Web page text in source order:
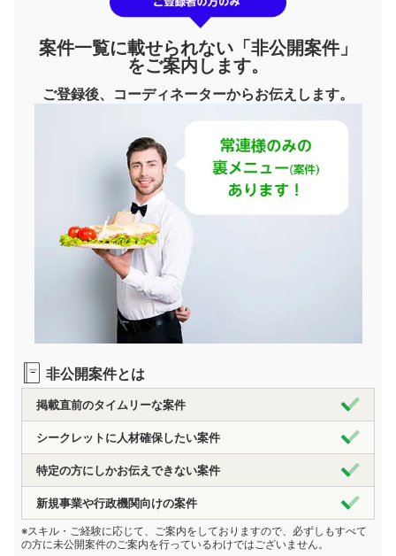
案件一覧に載せられない「非公開案件」
をご案内します。
ご登録後、コーディネーターからお伝えします。
非公開案件とは
掲載直前のタイムリーな案件
シークレットに人材確保したい案件
特定の方にしかお伝えできない案件
新規事業や行政機関向けの案件
※スキル・ご経験に応じて、ご案内をしておりますので、必ずしもすべて
の方に未公開案件のご案内を行っているわけではございません。